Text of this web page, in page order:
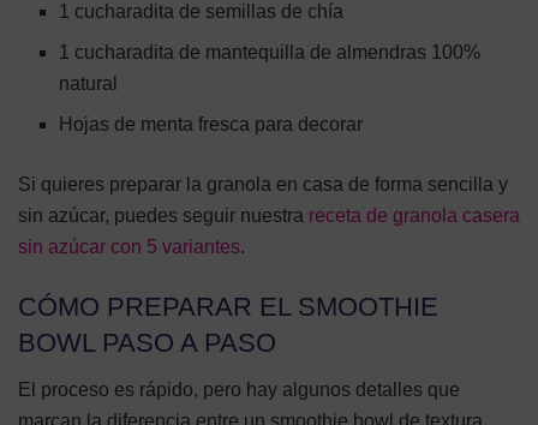
1 cucharadita de semillas de chía
1 cucharadita de mantequilla de almendras 100%
natural
Hojas de menta fresca para decorar
Si quieres preparar la granola en casa de forma sencilla y
sin azúcar, puedes seguir nuestra receta de granola casera
sin azúcar con 5 variantes.
CÓMO PREPARAR EL SMOOTHIE
BOWL PASO A PASO
El proceso es rápido, pero hay algunos detalles que
marcan la diferencia entre un smoothie bowl de textura